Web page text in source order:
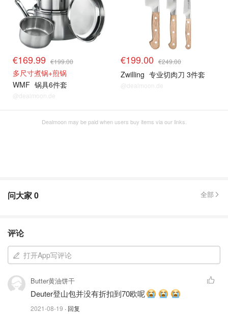
€169.99 €199.00
多尺寸煮锅+煎锅
WMF 锅具6件套
@dealmoon.de
€199.00 €249.00
Zwilling 专业切肉刀 3件套
@dealmoon.de
Dealmoon may be paid when users buy items via our links.
问大家0 全部
评论
打开App写评论
Butter黄油饼干
Deuter登山包并没有折扣到70欧呢
2021-08-19 · 回复